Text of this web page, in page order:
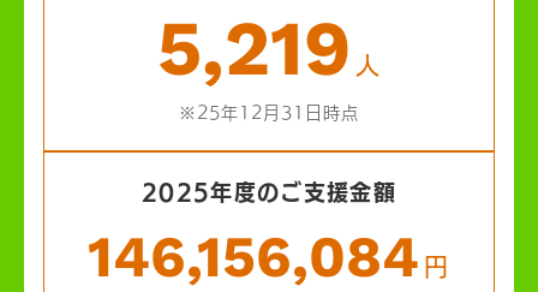
5,219 人
※25年12月31日時点
2025年度のご支援金額
146,156,084 円